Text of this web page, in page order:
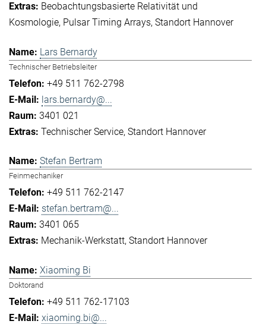
Beobachtungsbasierte Relativität und
Kosmologie Pulsar Timing Arrays Standort Hannover
Lars Bernardy
Technischer Betriebsleiter
+49 511 762-2798
lars.bernardy@...
3401 021
Technischer Service Standort Hannover
Stefan Bertram
Feinmechaniker
+49 511 762-2147
stefan.bertram@...
3401 065
Mechanik-Werkstatt Standort Hannover
Xiaoming Bi
Doktorand
+49 511 762-17103
xiaoming.bi@...